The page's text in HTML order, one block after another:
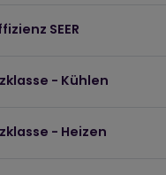
SEER
- Kühlen
- Heizen